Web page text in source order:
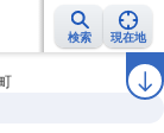
検索 現在地
ラ